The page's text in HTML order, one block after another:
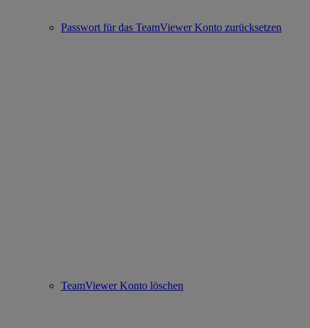
Passwort für das TeamViewer Konto zurücksetzen
TeamViewer Konto löschen